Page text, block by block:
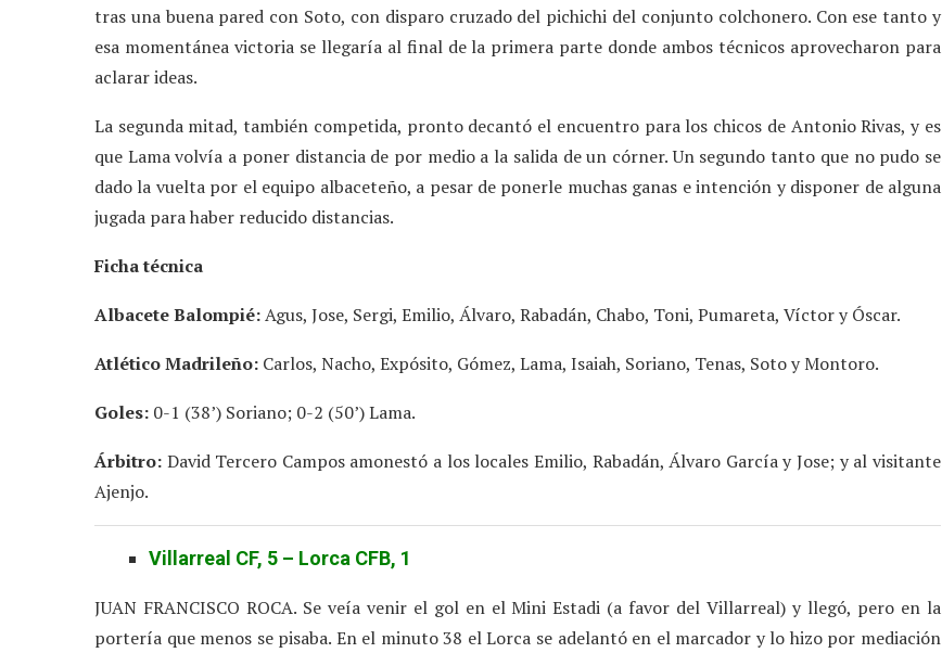
tras una buena pared con Soto, con disparo cruzado del pichichi del conjunto colchonero. Con ese tanto y
esa momentánea victoria se llegaría al final de la primera parte donde ambos técnicos aprovecharon para
aclarar ideas.
La segunda mitad, también competida, pronto decantó el encuentro para los chicos de Antonio Rivas, y es
que Lama volvía a poner distancia de por medio a la salida de un córner. Un segundo tanto que no pudo se
dado la vuelta por el equipo albaceteño, a pesar de ponerle muchas ganas e intención y disponer de alguna
jugada para haber reducido distancias.
Ficha técnica
Albacete Balompié:Agus, Jose, Sergi, Emilio, Álvaro, Rabadán, Chabo, Toni, Pumareta, Víctor y Óscar.
Atlético Madrileño: Carlos, Nacho, Expósito, Gómez, Lama, Isaiah, Soriano, Tenas, Soto y Montoro.
Goles: 0-1 (38’) Soriano; 0-2 (50’) Lama.
Árbitro: David Tercero Campos amonestó a los locales Emilio, Rabadán, Álvaro García y Jose; y al visitante
Ajenjo.
Villarreal CF, 5 – Lorca CFB, 1
JUAN FRANCISCO ROCA. Se veía venir el gol en el Mini Estadi (a favor del Villarreal) y llegó, pero en la
portería que menos se pisaba. En el minuto 38 el Lorca se adelantó en el marcador y lo hizo por mediación